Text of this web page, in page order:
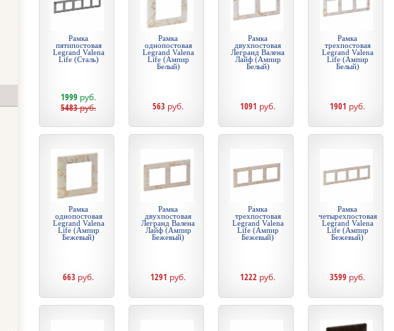
Рамка
пятипостовая
Legrand Valena
Life (Сталь)
1999 руб.
5483руб.
Рамка
однопостовая
Legrand Valena
Life (Ампир
Белый)
563 руб.
Рамка
двухпостовая
Легранд Валена
Лайф (Ампир
Белый)
1091 руб.
Рамка
трехпостовая
Legrand Valena
Life (Ампир
Белый)
1901 руб.
Рамка
однопостовая
Legrand Valena
Life (Ампир
Бежевый)
663 руб.
Рамка
двухпостовая
Легранд Валена
Лайф (Ампир
Бежевый)
1291 руб.
Рамка
трехпостовая
Legrand Valena
Life (Ампир
Бежевый)
1222 руб.
Рамка
четырехпостовая
Legrand Valena
Life (Ампир
Бежевый)
3599 руб.